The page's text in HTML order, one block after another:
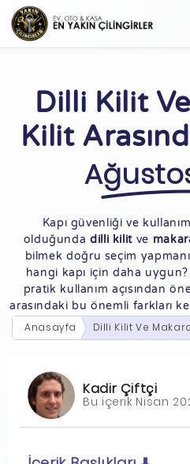
Dilli Kilit
Kilit
Kapı güvenliği ve
olduğunda dilli kilit ve
bilmek doğru seçim
hangi kapı için daha uygun?
pratik kullanım açısından
arasındaki bu önemli farkları
Anasayfa
Dilli Kilit Ve
Kadir Çiftçi
Bu içerik Nisan